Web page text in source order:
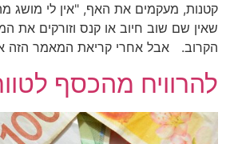
קטנות, מעקמים את האף, "אין לי מושג
שאין שם שוב חיוב או קנס וזורקים
הקרוב. אבל אחרי קריאת המאמר
להרוויח מהכסף